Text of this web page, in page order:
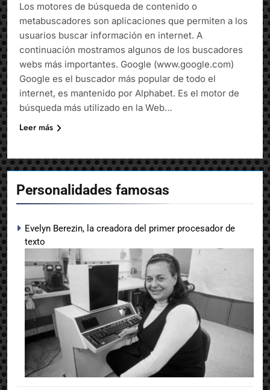
Personalidades famosas
Evelyn Berezin, la creadora del primer procesador de
texto
Los motores de búsqueda de contenido o
metabuscadores son aplicaciones que permiten a los
usuarios buscar información en internet. A
continuación mostramos algunos de los buscadores
webs más importantes. Google (www.google.com)
Google es el buscador más popular de todo el
internet, es mantenido por Alphabet. Es el motor de
búsqueda más utilizado en la Web​…
Leer más